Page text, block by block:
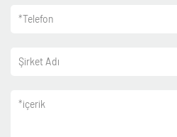
*Telefon
Şirket Adı
*içerik